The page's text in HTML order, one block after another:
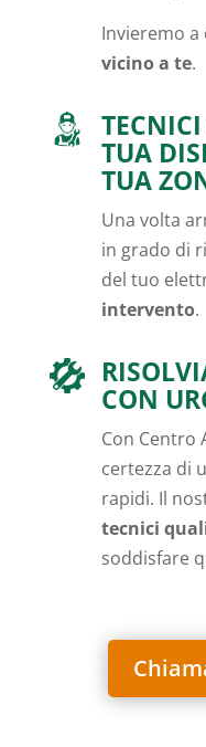
Invieremo a
vicino a te.
TUA
TUA
Una volta
in grado di
del tuo
intervento.
CON
Con Centro
certezza di
rapidi. Il
tecnici
soddisfare